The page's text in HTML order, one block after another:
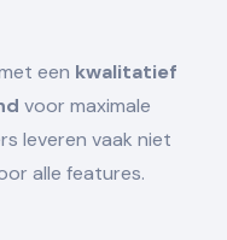
een kwalitatief
voor maximale
leveren vaak niet
alle features.